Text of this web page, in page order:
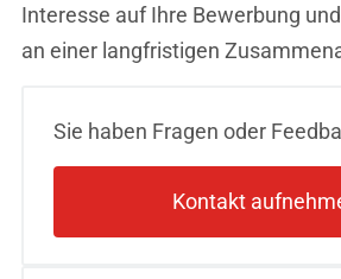
Interesse auf Ihre Bewerbung
an einer langfristigen
Sie haben Fragen oder
Kontakt